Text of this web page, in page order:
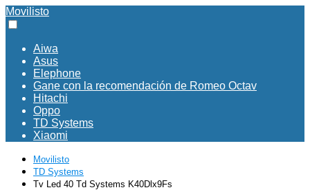
Movilisto
Aiwa
Asus
Elephone
Gane con la recomendación de Romeo Octav
Hitachi
Oppo
TD Systems
Xiaomi
Movilisto
TD Systems
Tv Led 40 Td Systems K40Dlx9Fs